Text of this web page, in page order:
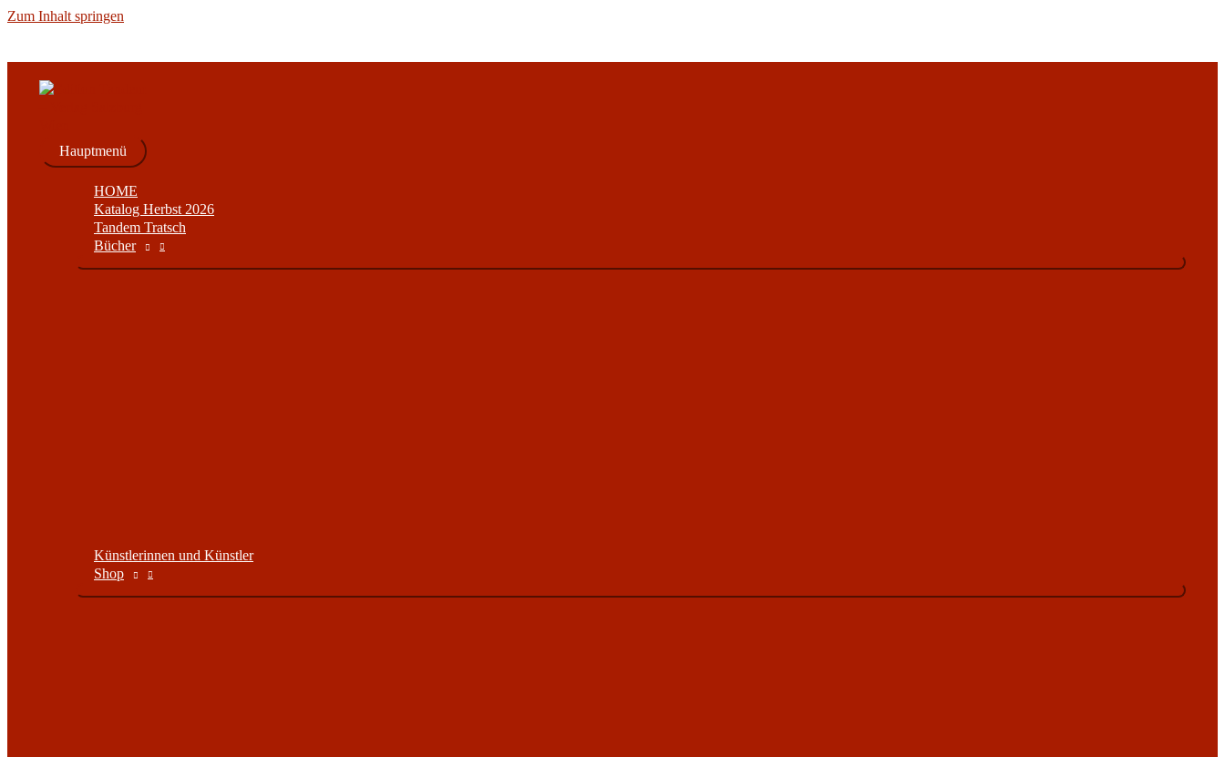
Zum Inhalt springen
Hauptmenü
HOME
Katalog Herbst 2026
Tandem Tratsch
Bücher
Künstlerinnen und Künstler
Shop